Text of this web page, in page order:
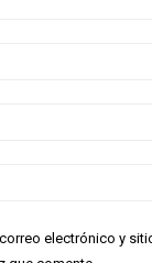
electrónico y